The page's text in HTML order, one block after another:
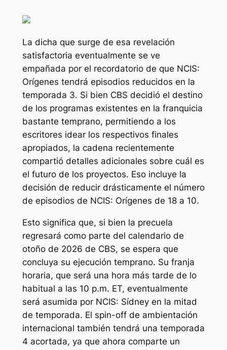
La dicha que surge de esa revelación
satisfactoria eventualmente se ve
empañada por el recordatorio de que NCIS:
Orígenes tendrá episodios reducidos en la
temporada 3. Si bien CBS decidió el destino
de los programas existentes en la franquicia
bastante temprano, permitiendo a los
escritores idear los respectivos finales
apropiados, la cadena recientemente
compartió detalles adicionales sobre cuál es
el futuro de los proyectos. Eso incluye la
decisión de reducir drásticamente el número
de episodios de NCIS: Orígenes de 18 a 10.
Esto significa que, si bien la precuela
regresará como parte del calendario de
otoño de 2026 de CBS, se espera que
concluya su ejecución temprano. Su franja
horaria, que será una hora más tarde de lo
habitual a las 10 p.m. ET, eventualmente
será asumida por NCIS: Sídney en la mitad
de temporada. El spin-off de ambientación
internacional también tendrá una temporada
4 acortada, ya que ahora comparte un